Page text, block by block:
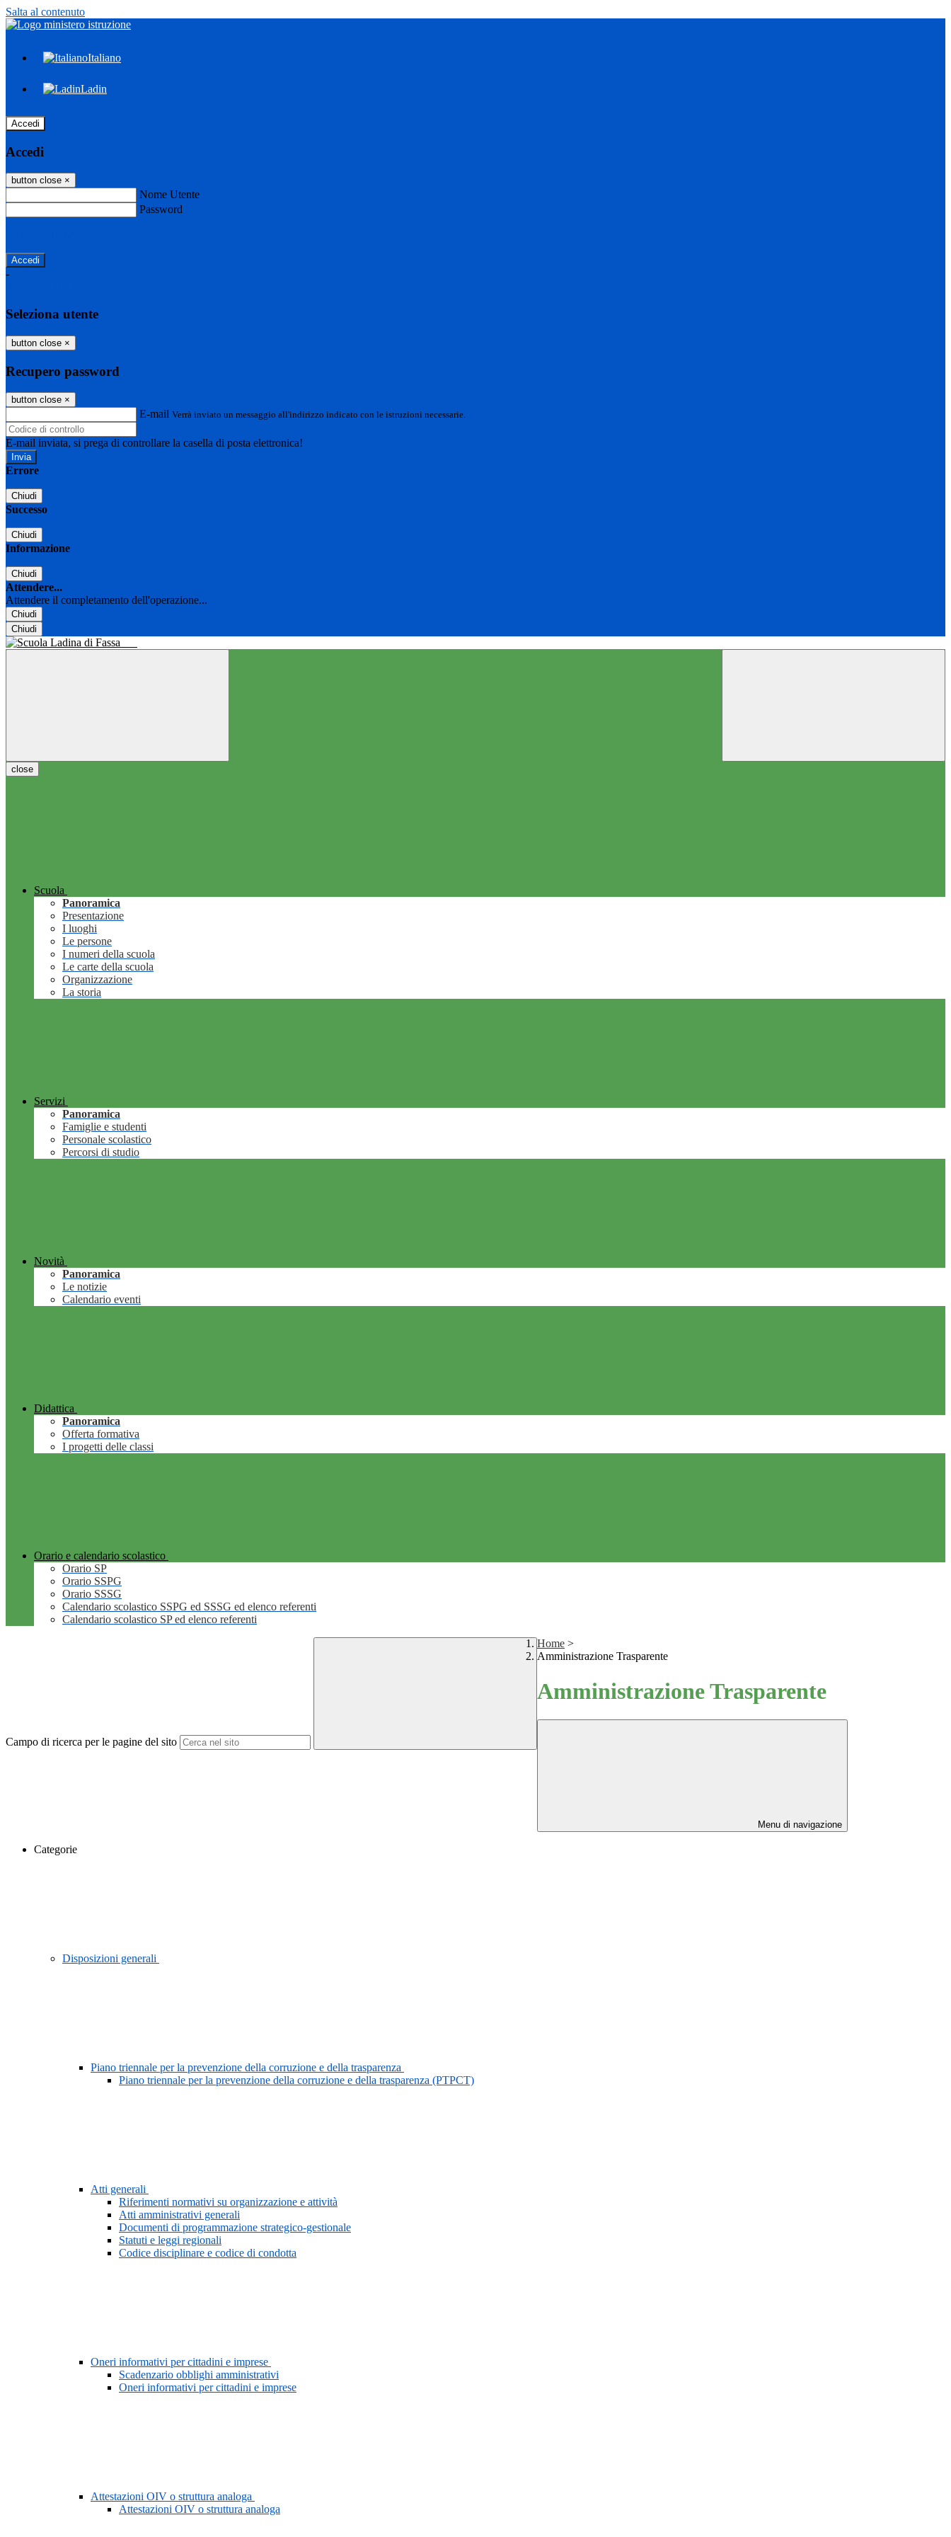
Salta al contenuto
Italiano
Ladin
Accedi
Accedi
button close ×
Nome Utente
Password
-
Seleziona utente
button close ×
Recupero password
button close ×
E-mail Verrà inviato un messaggio all'indirizzo indicato con le istruzioni necessarie.
E-mail inviata, si prega di controllare la casella di posta elettronica!
Errore
Chiudi
Successo
Chiudi
Informazione
Chiudi
Attendere...
Attendere il completamento dell'operazione...
Chiudi
Chiudi
close
Scuola
Panoramica
Presentazione
I luoghi
Le persone
I numeri della scuola
Le carte della scuola
Organizzazione
La storia
Servizi
Panoramica
Famiglie e studenti
Personale scolastico
Percorsi di studio
Novità
Panoramica
Le notizie
Calendario eventi
Didattica
Panoramica
Offerta formativa
I progetti delle classi
Orario e calendario scolastico
Orario SP
Orario SSPG
Orario SSSG
Calendario scolastico SSPG ed SSSG ed elenco referenti
Calendario scolastico SP ed elenco referenti
Campo di ricerca per le pagine del sito
Home >
Amministrazione Trasparente
Amministrazione Trasparente
Menu di navigazione
Categorie
Disposizioni generali
Piano triennale per la prevenzione della corruzione e della trasparenza
Piano triennale per la prevenzione della corruzione e della trasparenza (PTPCT)
Atti generali
Riferimenti normativi su organizzazione e attività
Atti amministrativi generali
Documenti di programmazione strategico-gestionale
Statuti e leggi regionali
Codice disciplinare e codice di condotta
Oneri informativi per cittadini e imprese
Scadenzario obblighi amministrativi
Oneri informativi per cittadini e imprese
Attestazioni OIV o struttura analoga
Attestazioni OIV o struttura analoga